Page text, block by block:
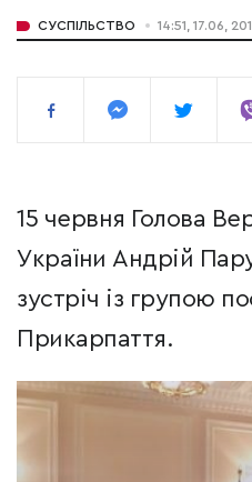
СУСПІЛЬСТВО 14:51, 17.06,
15 червня Голова
України Андрій
зустріч із групою
Прикарпаття.